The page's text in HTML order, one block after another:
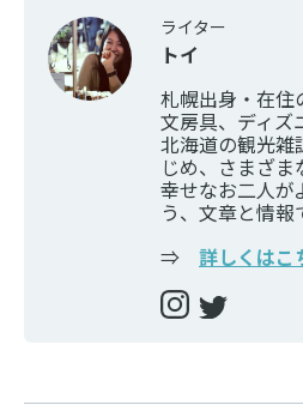
ライター
トイ
札幌出身・在住
文房具、ディズ
北海道の観光雑
じめ、さまざま
幸せなお二人が
う、文章と情報
⇒ 詳しくはこ